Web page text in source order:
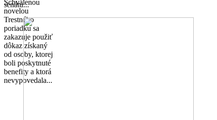
senátu...
Schválenou
novelou
Trestného
poriadku sa
zakazuje použiť
dôkaz získaný
od osoby, ktorej
boli poskytnuté
benefity a ktorá
nevypovedala...